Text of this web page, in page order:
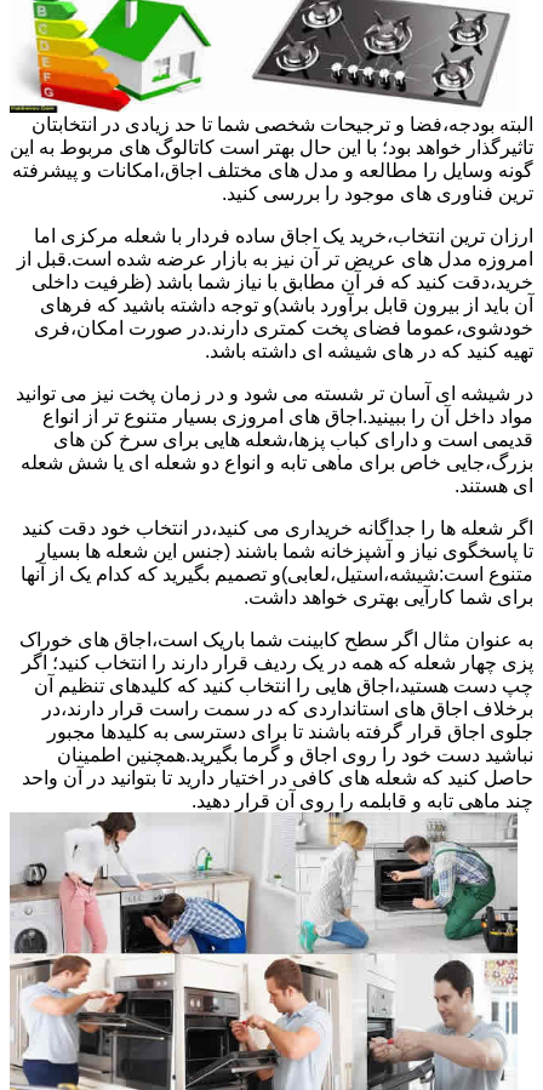
البته بودجه،فضا و ترجیحات شخصی شما تا حد زیادی در انتخابتان
تاثیرگذار خواهد بود؛ با این حال بهتر است کاتالوگ های مربوط به این
گونه وسایل را مطالعه و مدل های مختلف اجاق،امکانات و پیشرفته
ترین فناوری های موجود را بررسی کنید.
ارزان ترین انتخاب،خرید یک اجاق ساده فردار با شعله مرکزی اما
امروزه مدل های عریض تر آن نیز به بازار عرضه شده است.قبل از
خرید،دقت کنید که فر آن مطابق با نیاز شما باشد (ظرفیت داخلی
آن باید از بیرون قابل برآورد باشد)و توجه داشته باشید که فرهای
خودشوی،عموما فضای پخت کمتری دارند.در صورت امکان،فری
تهیه کنید که در های شیشه ای داشته باشد.
در شیشه ای آسان تر شسته می شود و در زمان پخت نیز می توانید
مواد داخل آن را ببینید.اجاق های امروزی بسیار متنوع تر از انواع
قدیمی است و دارای کباب پزها،شعله هایی برای سرخ کن های
بزرگ،جایی خاص برای ماهی تابه و انواع دو شعله ای یا شش شعله
ای هستند.
اگر شعله ها را جداگانه خریداری می کنید،در انتخاب خود دقت کنید
تا پاسخگوی نیاز و آشپزخانه شما باشند (جنس این شعله ها بسیار
متنوع است:شیشه،استیل،لعابی)و تصمیم بگیرید که کدام یک از آنها
برای شما کارآیی بهتری خواهد داشت.
به عنوان مثال اگر سطح کابینت شما باریک است،اجاق های خوراک
پزی چهار شعله که همه در یک ردیف قرار دارند را انتخاب کنید؛ اگر
چپ دست هستید،اجاق هایی را انتخاب کنید که کلیدهای تنظیم آن
برخلاف اجاق های استانداردی که در سمت راست قرار دارند،در
جلوی اجاق قرار گرفته باشند تا برای دسترسی به کلیدها مجبور
نباشید دست خود را روی اجاق و گرما بگیرید.همچنین اطمینان
حاصل کنید که شعله های کافی در اختیار دارید تا بتوانید در آن واحد
چند ماهی تابه و قابلمه را روی آن قرار دهید.